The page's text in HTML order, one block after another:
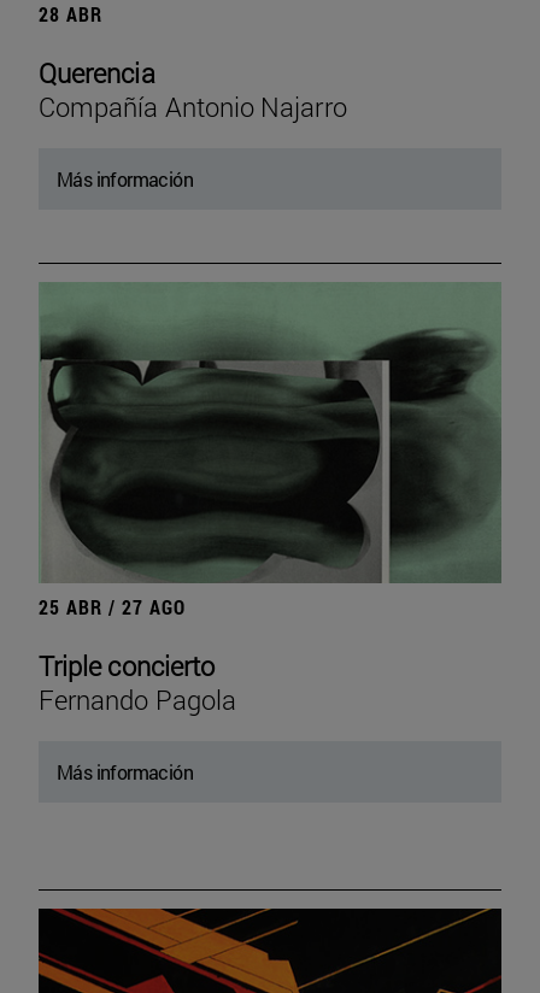
28 ABR
Querencia
Compañía Antonio Najarro
Más información
25 ABR / 27 AGO
Triple concierto
Fernando Pagola
Más información